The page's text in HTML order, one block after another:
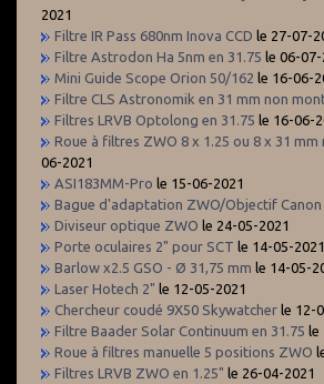
2021
Filtre IR Pass 680nm Inova CCD le 27-07-
Filtre Astrodon Ha 5nm en 31.75 le 06-07-
Mini Guide Scope Orion 50/162 le 16-06-
Filtre CLS Astronomik en 31 mm non
Filtres LRVB Optolong en 31.75 le 16-06-
Roue à filtres ZWO 8 x 1.25 ou 8 x 31 mm
06-2021
ASI183MM-Pro le 15-06-2021
Bague d'adaptation ZWO/Objectif Canon
Diviseur optique ZWO le 24-05-2021
Porte oculaires 2" pour SCT le 14-05-2021
Barlow x2.5 GSO - Ø 31,75 mm le 14-05-
Laser Hotech 2" le 12-05-2021
Chercheur coudé 9X50 Skywatcher le 12-
Filtre Baader Solar Continuum en 31.75 le
Roue à filtres manuelle 5 positions ZWO
Filtres LRVB ZWO en 1.25" le 26-04-2021